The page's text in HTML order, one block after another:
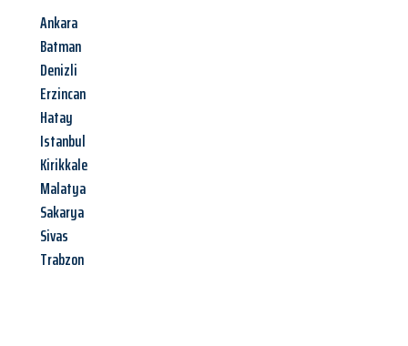
Ankara
Batman
Denizli
Erzincan
Hatay
Istanbul
Kirikkale
Malatya
Sakarya
Sivas
Trabzon